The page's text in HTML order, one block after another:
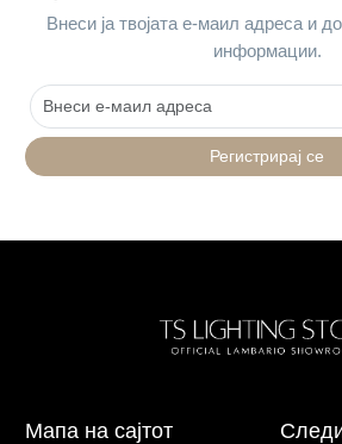
Внеси ја твојата е-маил адреса и
информации.
Регистрирај се
Мапа на сајтот